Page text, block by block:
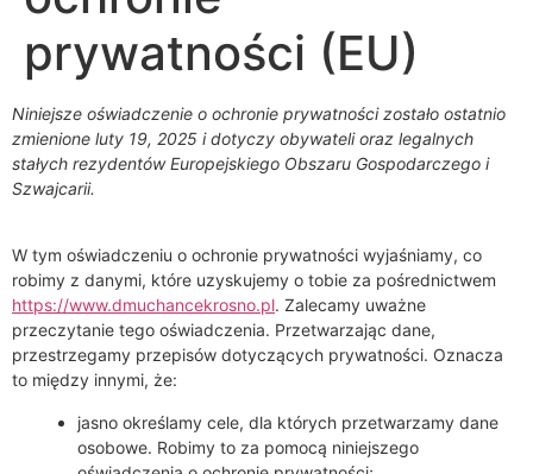
prywatności (EU)
Niniejsze oświadczenie o ochronie prywatności zostało ostatnio
zmienione luty 19, 2025 i dotyczy obywateli oraz legalnych
stałych rezydentów Europejskiego Obszaru Gospodarczego i
Szwajcarii.
W tym oświadczeniu o ochronie prywatności wyjaśniamy, co
robimy z danymi, które uzyskujemy o tobie za pośrednictwem
https://www.dmuchancekrosno.pl. Zalecamy uważne
przeczytanie tego oświadczenia. Przetwarzając dane,
przestrzegamy przepisów dotyczących prywatności. Oznacza
to między innymi, że:
jasno określamy cele, dla których przetwarzamy dane
osobowe. Robimy to za pomocą niniejszego